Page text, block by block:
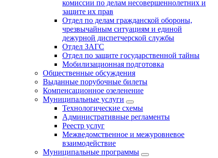
комиссии по делам несовершеннолетних и
защите их прав
Отдел по делам гражданской обороны,
чрезвычайным ситуациям и единой
дежурной диспетчерской службы
Отдел ЗАГС
Отдел по защите государственной тайны
Мобилизационная подготовка
Общественные обсуждения
Выданные порубочные билеты
Компенсационное озеленение
Муниципальные услуги
Технологические схемы
Административные регламенты
Реестр услуг
Межведомственное и межуровневое
взаимодействие
Муниципальные программы